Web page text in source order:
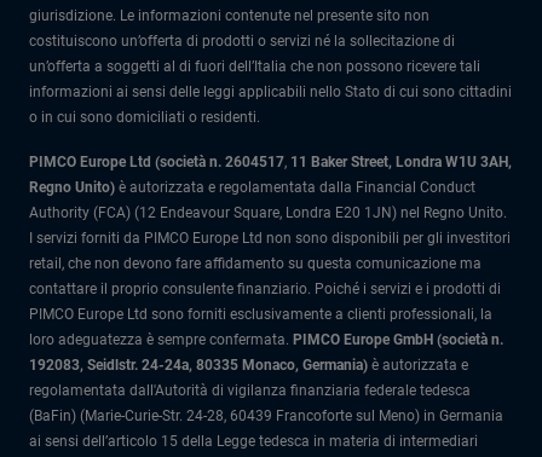
giurisdizione. Le informazioni contenute nel presente sito non
costituiscono un’offerta di prodotti o servizi né la sollecitazione di
un’offerta a soggetti al di fuori dell’Italia che non possono ricevere tali
informazioni ai sensi delle leggi applicabili nello Stato di cui sono cittadini
o in cui sono domiciliati o residenti.
PIMCO Europe Ltd (società n. 2604517, 11 Baker Street, Londra W1U 3AH,
Regno Unito) è autorizzata e regolamentata dalla Financial Conduct
Authority (FCA) (12 Endeavour Square, Londra E20 1JN) nel Regno Unito.
I servizi forniti da PIMCO Europe Ltd non sono disponibili per gli investitori
retail, che non devono fare affidamento su questa comunicazione ma
contattare il proprio consulente finanziario. Poiché i servizi e i prodotti di
PIMCO Europe Ltd sono forniti esclusivamente a clienti professionali, la
loro adeguatezza è sempre confermata. PIMCO Europe GmbH (società n.
192083, Seidlstr. 24-24a, 80335 Monaco, Germania) è autorizzata e
regolamentata dall'Autorità di vigilanza finanziaria federale tedesca
(BaFin) (Marie-Curie-Str. 24-28, 60439 Francoforte sul Meno) in Germania
ai sensi dell’articolo 15 della Legge tedesca in materia di intermediari